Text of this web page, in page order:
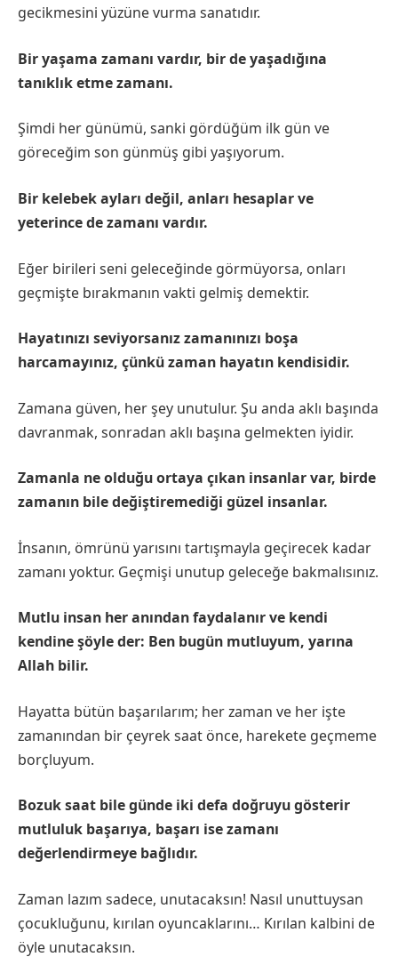
gecikmesini yüzüne vurma sanatıdır.
Bir yaşama zamanı vardır, bir de yaşadığına
tanıklık etme zamanı.
Şimdi her günümü, sanki gördüğüm ilk gün ve
göreceğim son günmüş gibi yaşıyorum.
Bir kelebek ayları değil, anları hesaplar ve
yeterince de zamanı vardır.
Eğer birileri seni geleceğinde görmüyorsa, onları
geçmişte bırakmanın vakti gelmiş demektir.
Hayatınızı seviyorsanız zamanınızı boşa
harcamayınız, çünkü zaman hayatın kendisidir.
Zamana güven, her şey unutulur. Şu anda aklı başında
davranmak, sonradan aklı başına gelmekten iyidir.
Zamanla ne olduğu ortaya çıkan insanlar var, birde
zamanın bile değiştiremediği güzel insanlar.
İnsanın, ömrünü yarısını tartışmayla geçirecek kadar
zamanı yoktur. Geçmişi unutup geleceğe bakmalısınız.
Mutlu insan her anından faydalanır ve kendi
kendine şöyle der: Ben bugün mutluyum, yarına
Allah bilir.
Hayatta bütün başarılarım; her zaman ve her işte
zamanından bir çeyrek saat önce, harekete geçmeme
borçluyum.
Bozuk saat bile günde iki defa doğruyu gösterir
mutluluk başarıya, başarı ise zamanı
değerlendirmeye bağlıdır.
Zaman lazım sadece, unutacaksın! Nasıl unuttuysan
çocukluğunu, kırılan oyuncaklarını… Kırılan kalbini de
öyle unutacaksın.